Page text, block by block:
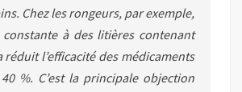
Chez les rongeurs, par exemple,
constante à des litières contenant
réduit l’efficacité des médicaments
%. C’est la principale objection